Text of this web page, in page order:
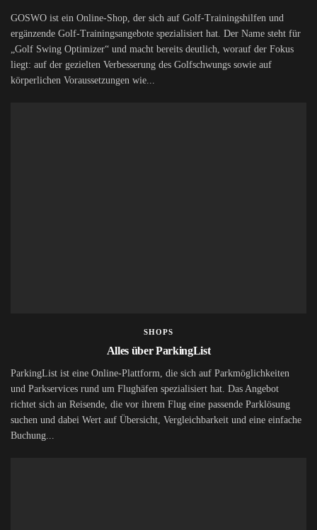
GOSWO ist ein Online-Shop, der sich auf Golf-Trainingshilfen und
ergänzende Golf-Trainingsangebote spezialisiert hat. Der Name steht für
„Golf Swing Optimizer“ und macht bereits deutlich, worauf der Fokus
liegt: auf der gezielten Verbesserung des Golfschwungs sowie auf
körperlichen Voraussetzungen wie...
SHOPS
Alles über ParkingList
ParkingList ist eine Online-Plattform, die sich auf Parkmöglichkeiten
und Parkservices rund um Flughäfen spezialisiert hat. Das Angebot
richtet sich an Reisende, die vor ihrem Flug eine passende Parklösung
suchen und dabei Wert auf Übersicht, Vergleichbarkeit und eine einfache
Buchung...